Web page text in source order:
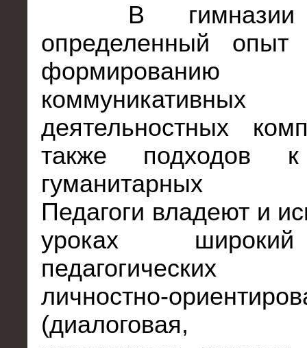
В гимназии
определенный
деятельностных
также подходов
гуманитарных
Педагоги владеют и
уроках
педагогических
личностно-
(диалоговая,